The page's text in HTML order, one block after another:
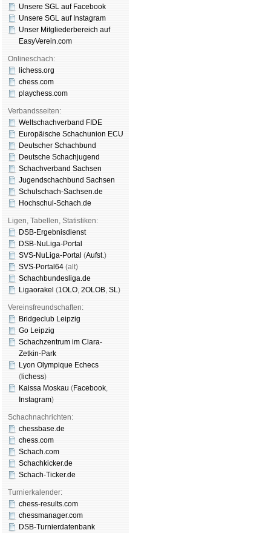
Unsere SGL auf Face­book
Unsere SGL auf Insta­gram
Unser Mitgliederbereich auf
EasyVerein.com
Onlineschach:
lichess.org
chess.com
playchess.com
Verbandsseiten:
Weltschachverband FIDE
Europäische Schachunion ECU
Deutscher Schachbund
Deutsche Schachjugend
Schachverband Sachsen
Jugendschachbund Sachsen
Schulschach-Sachsen.de
Hochschul-Schach.de
Ligen, Tabellen, Statistiken:
DSB-Ergebnisdienst
DSB-NuLiga-Portal
SVS-NuLiga-Portal (Aufst.)
SVS-Portal64 (alt)
Schachbundesliga.de
Ligaorakel (1OLO, 2OLOB, SL)
Vereinsfreundschaften:
Bridgeclub Leipzig
Go Leipzig
Schachzentrum im Clara-
Zetkin-Park
Lyon Olympique Echecs
( lichess)
Kaissa Moskau (Face­book,
Insta­gram)
Schachnachrichten:
chessbase.de
chess.com
Schach.com
Schachkicker.de
Schach-Ticker.de
Turnierkalender:
chess-results.com
chessmanager.com
DSB-Turnierdatenbank